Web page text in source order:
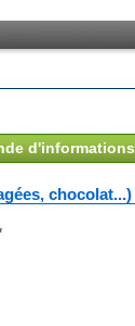
d'informations
chocolat...)